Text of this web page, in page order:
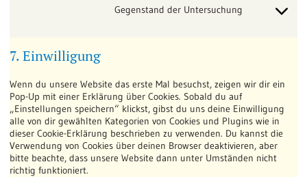
analytics
Gegenstand der Untersuchung
Consent
7. Einwilligung
Wenn du unsere Website das erste Mal besuchst, zeigen wir dir ein
Pop-Up mit einer Erklärung über Cookies. Sobald du auf
„Einstellungen speichern“ klickst, gibst du uns deine Einwilligung
alle von dir gewählten Kategorien von Cookies und Plugins wie in
dieser Cookie-Erklärung beschrieben zu verwenden. Du kannst die
Verwendung von Cookies über deinen Browser deaktivieren, aber
bitte beachte, dass unsere Website dann unter Umständen nicht
richtig funktioniert.